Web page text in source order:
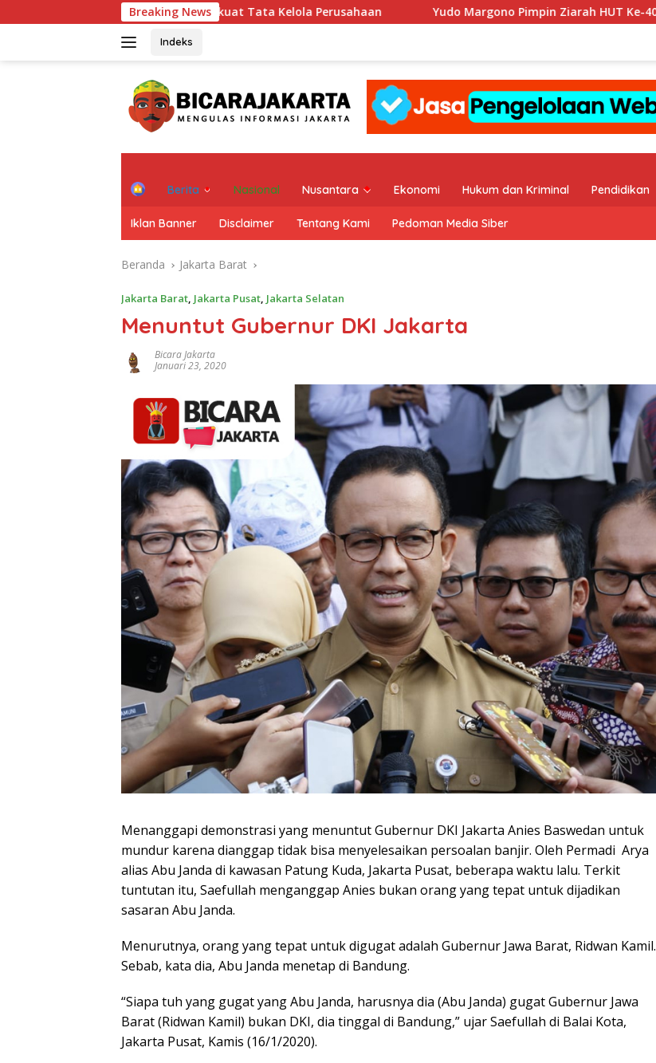
ke
Breaking News
KIP Mampu Perkuat Tata Kelola Perusahaan Yudo Margono Pimpin Ziarah HUT Ke-40 PPAL di Kalibata
Indeks
H
e
Berita Nasional Nusantara Ekonomi Hukum dan Kriminal Pendidikan
Iklan Banner Disclaimer Tentang Kami Pedoman Media Siber
Beranda Jakarta Barat
Jakarta Barat, Jakarta Pusat, Jakarta Selatan
Menuntut Gubernur DKI Jakarta
Bicara Jakarta
Januari 23, 2020
Menanggapi demonstrasi yang menuntut Gubernur DKI Jakarta Anies Baswedan untuk
mundur karena dianggap tidak bisa menyelesaikan persoalan banjir. Oleh Permadi Arya
alias Abu Janda di kawasan Patung Kuda, Jakarta Pusat, beberapa waktu lalu. Terkit
tuntutan itu, Saefullah menganggap Anies bukan orang yang tepat untuk dijadikan
sasaran Abu Janda.
Menurutnya, orang yang tepat untuk digugat adalah Gubernur Jawa Barat, Ridwan Kamil.
Sebab, kata dia, Abu Janda menetap di Bandung.
“Siapa tuh yang gugat yang Abu Janda, harusnya dia (Abu Janda) gugat Gubernur Jawa
Barat (Ridwan Kamil) bukan DKI, dia tinggal di Bandung,” ujar Saefullah di Balai Kota,
Jakarta Pusat, Kamis (16/1/2020).